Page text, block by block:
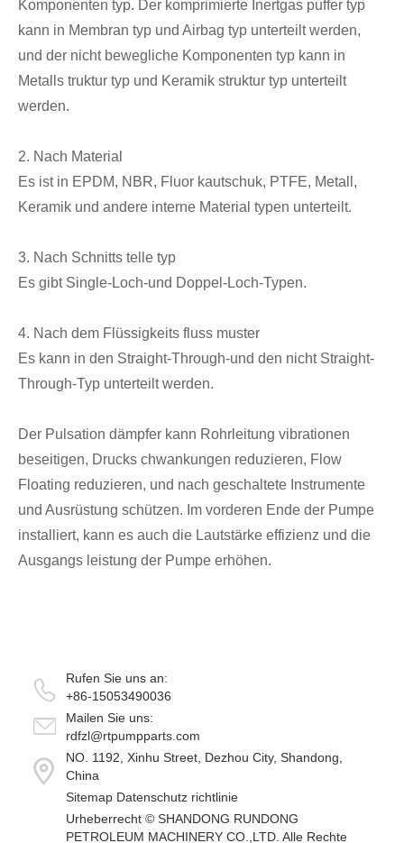
Komponenten typ. Der komprimierte Inertgas puffer typ
kann in Membran typ und Airbag typ unterteilt werden,
und der nicht bewegliche Komponenten typ kann in
Metalls truktur typ und Keramik struktur typ unterteilt
werden.
2. Nach Material
Es ist in EPDM, NBR, Fluor kautschuk, PTFE, Metall,
Keramik und andere interne Material typen unterteilt.
3. Nach Schnitts telle typ
Es gibt Single-Loch-und Doppel-Loch-Typen.
4. Nach dem Flüssigkeits fluss muster
Es kann in den Straight-Through-und den nicht Straight-
Through-Typ unterteilt werden.
Der Pulsation dämpfer kann Rohrleitung vibrationen
beseitigen, Drucks chwankungen reduzieren, Flow
Floating reduzieren, und nach geschaltete Instrumente
und Ausrüstung schützen. Im vorderen Ende der Pumpe
installiert, kann es auch die Lautstärke effizienz und die
Ausgangs leistung der Pumpe erhöhen.
Rufen Sie uns an:
+86-15053490036
Mailen Sie uns:
rdfzl@rtpumpparts.com
NO. 1192, Xinhu Street, Dezhou City, Shandong,
China
Sitemap Datenschutz richtlinie
Urheberrecht © SHANDONG RUNDONG
PETROLEUM MACHINERY CO.,LTD. Alle Rechte